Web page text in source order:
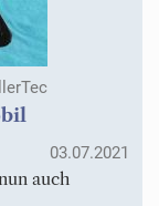
03.07.2021
auch